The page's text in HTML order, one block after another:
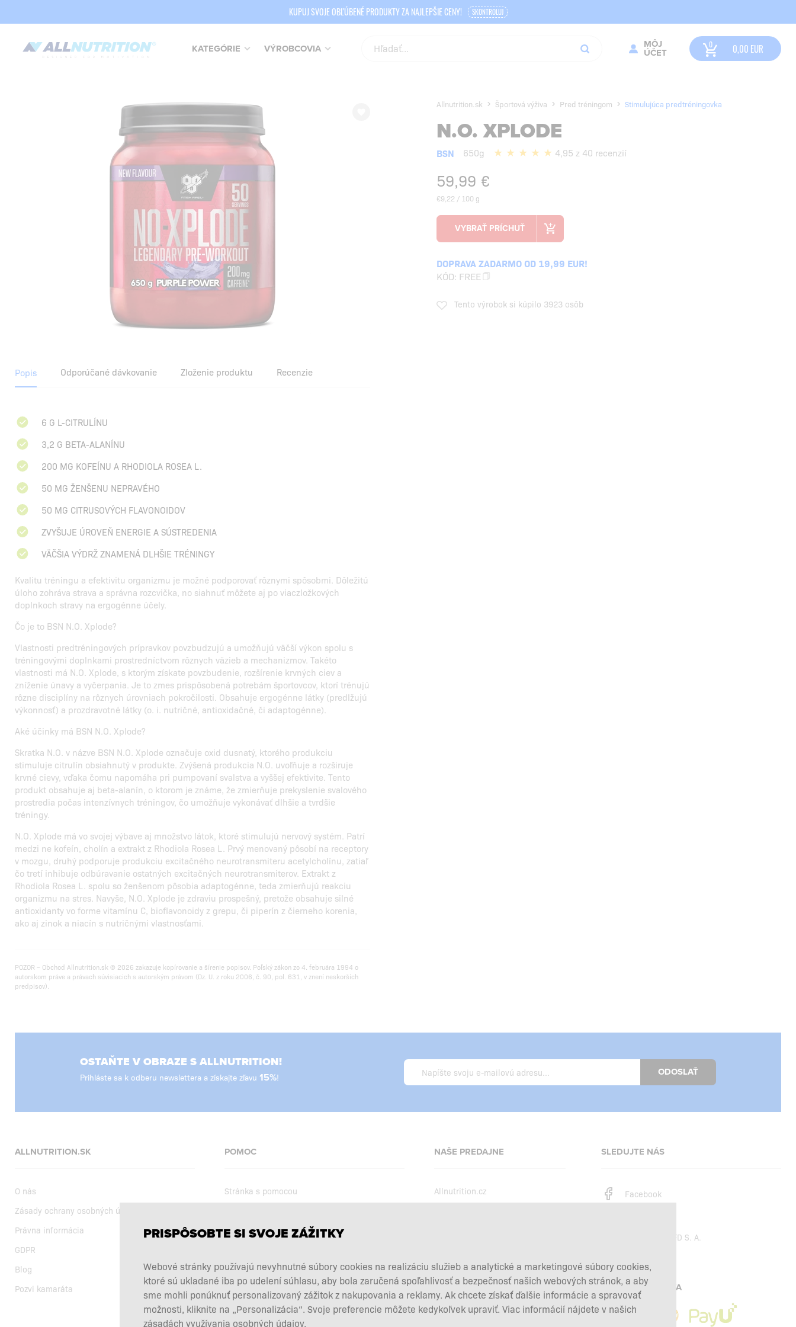
KUPUJ SVOJE OBĽÚBENÉ PRODUKTY ZA NAJLEPŠIE CENY! SKONTROLUJ
KATEGÓRIE VÝROBCOVIA
MÔJ
ÚČET
0,00 EUR
Allnutrition.sk Športová výživa Pred tréningom Stimulujúca predtréningovka
N.O. XPLODE
BSN 650g 4,95 z 40 recenzií
59,99 €
€9,22 / 100 g
DOPRAVA ZADARMO OD 19,99 EUR!
KÓD: FREE
Tento výrobok si kúpilo 3923 osôb
Popis Odporúčané dávkovanie Zloženie produktu Recenzie
6 G L-CITRULÍNU
3,2 G BETA-ALANÍNU
200 MG KOFEÍNU A RHODIOLA ROSEA L.
50 MG ŽENŠENU NEPRAVÉHO
50 MG CITRUSOVÝCH FLAVONOIDOV
ZVYŠUJE ÚROVEŇ ENERGIE A SÚSTREDENIA
VÄČŠIA VÝDRŽ ZNAMENÁ DLHŠIE TRÉNINGY
Kvalitu tréningu a efektivitu organizmu je možné podporovať rôznymi spôsobmi. Dôležitú
úloho zohráva strava a správna rozcvička, no siahnuť môžete aj po viaczložkových
doplnkoch stravy na ergogénne účely.
Čo je to BSN N.O. Xplode?
Vlastnosti predtréningových prípravkov povzbudzujú a umožňujú väčší výkon spolu s
tréningovými doplnkami prostredníctvom rôznych väzieb a mechanizmov. Takéto
vlastnosti má N.O. Xplode, s ktorým získate povzbudenie, rozšírenie krvných ciev a
zníženie únavy a vyčerpania. Je to zmes prispôsobená potrebám športovcov, ktorí trénujú
rôzne disciplíny na rôznych úrovniach pokročilosti. Obsahuje ergogénne látky (predlžujú
výkonnosť) a prozdravotné látky (o. i. nutričné, antioxidačné, či adaptogénne).
Aké účinky má BSN N.O. Xplode?
Skratka N.O. v názve BSN N.O. Xplode označuje oxid dusnatý, ktorého produkciu
stimuluje citrulín obsiahnutý v produkte. Zvýšená produkcia N.O. uvoľňuje a rozširuje
krvné cievy, vďaka čomu napomáha pri pumpovaní svalstva a vyššej efektivite. Tento
produkt obsahuje aj beta-alanín, o ktorom je známe, že zmierňuje prekyslenie svalového
prostredia počas intenzívnych tréningov, čo umožňuje vykonávať dlhšie a tvrdšie
tréningy.
N.O. Xplode má vo svojej výbave aj množstvo látok, ktoré stimulujú nervový systém. Patrí
medzi ne kofeín, cholín a extrakt z Rhodiola Rosea L. Prvý menovaný pôsobí na receptory
v mozgu, druhý podporuje produkciu excitačného neurotransmiteru acetylcholínu, zatiaľ
čo tretí inhibuje odbúravanie ostatných excitačných neurotransmiterov. Extrakt z
Rhodiola Rosea L. spolu so ženšenom pôsobia adaptogénne, teda zmierňujú reakciu
organizmu na stres. Navyše, N.O. Xplode je zdraviu prospešný, pretože obsahuje silné
antioxidanty vo forme vitamínu C, bioflavonoidy z grepu, či piperín z čierneho korenia,
ako aj zinok a niacín s nutričnými vlastnosťami.
POZOR – Obchod Allnutrition.sk © 2026 zakazuje kopírovanie a šírenie popisov. Poľský zákon zo 4. februára 1994 o
autorskom práve a právach súvisiacich s autorským právom (Dz. U. z roku 2006, č. 90, pol. 631, v znení neskorších
predpisov).
OSTAŇTE V OBRAZE S ALLNUTRITION!
Prihláste sa k odberu newslettera a získajte zľavu 15%! ODOSLAŤ
ALLNUTRITION.SK
O nás
Zásady ochrany osobných údajov
Právna informácia
GDPR
Blog
Pozvi kamaráta
POMOC
Stránka s pomocou
Nákupné podmienky
Výber výživových doplnkov
Reklamácie a vrátenie tovaru
Odstúpiť od zmluvy tu
NAŠE PREDAJNE
Allnutrition.cz
Allnutrition.co.uk
Allnutrition.de
SLEDUJTE NÁS
Facebook
SFD S. A.
PLATBY SPRACÚVA
PRISPÔSOBTE SI SVOJE ZÁŽITKY
Webové stránky používajú nevyhnutné súbory cookies na realizáciu služieb a analytické a marketingové súbory cookies,
ktoré sú ukladané iba po udelení súhlasu, aby bola zaručená spoľahlivosť a bezpečnosť našich webových stránok, a aby
sme mohli ponúknuť personalizovaný zážitok z nakupovania a reklamy. Ak chcete získať ďalšie informácie a spravovať
možnosti, kliknite na „Personalizácia“. Svoje preferencie môžete kedykoľvek upraviť. Viac informácií nájdete v našich
zásadách využívania osobných údajov.